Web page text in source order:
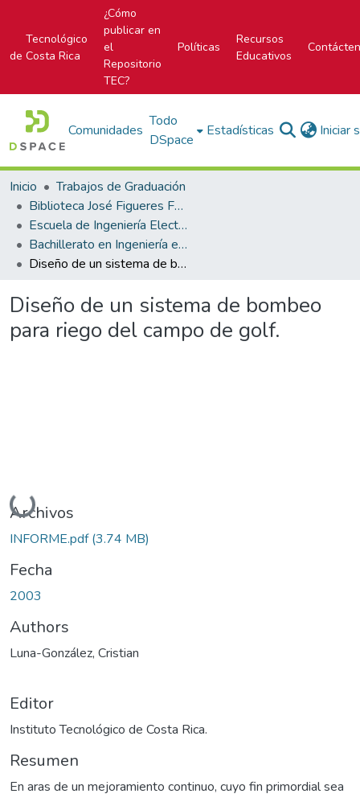
Tecnológico
de Costa Rica
¿Cómo
publicar en
el
Repositorio
TEC?
Políticas
Recursos
Educativos
Comunidades
Todo
DSpace
Estadísticas Iniciar
Inicio
Trabajos de Graduación
Biblioteca José Figueres Ferrer
Escuela de Ingeniería Electromecánica
Bachillerato en Ingeniería en Mantenimiento Industrial
Diseño de un sistema de bombeo para riego del campo de golf.
Diseño de un sistema de bombeo
para riego del campo de golf.
Cargando...
Archivos
INFORME.pdf(3.74 MB)
Fecha
2003
Authors
Luna-González, Cristian
Editor
Instituto Tecnológico de Costa Rica.
Resumen
En aras de un mejoramiento continuo, cuyo fin primordial sea